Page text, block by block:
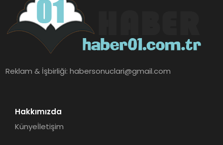
Reklam & İşbirliği:habersonuclari@gmail.com
Hakkımızda
Künyeİletişim